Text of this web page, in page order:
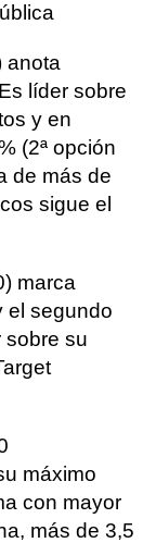
anota
líder sobre
y en
(2ª opción
de más de
sigue el
marca
el segundo
sobre su
máximo
con mayor
más de 3,5